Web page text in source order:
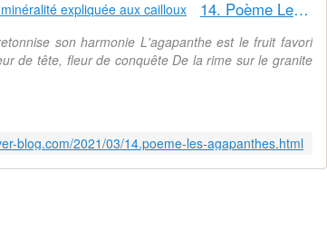
14. Poème Les agapanthes - La minéralité expliquée aux cailloux
son harmonie L'agapanthe est le fruit favori
de tête, fleur de conquête De la rime sur le granite
blog.com/2021/03/14.poeme-les-agapanthes.html